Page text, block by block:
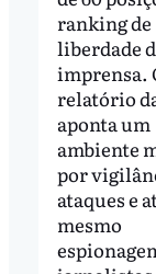
ranking de
liberdade
imprensa.
relatório
aponta um
ambiente
por
ataques e
mesmo